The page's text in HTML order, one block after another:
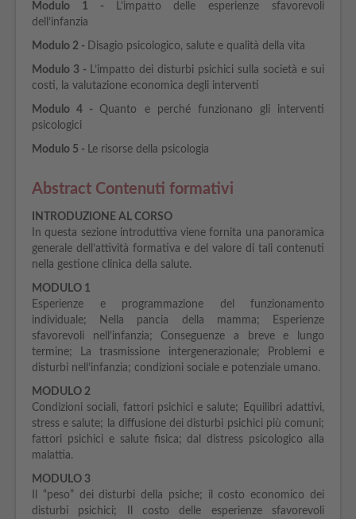
Modulo 1 -
L’impatto delle esperienze sfavorevoli
dell’infanzia
Modulo 2 - Disagio psicologico, salute e qualità della vita
Modulo 3 - L’impatto dei disturbi psichici sulla società e sui
costi, la valutazione economica degli interventi
Modulo 4 - Quanto e perché funzionano gli interventi
psicologici
Modulo 5 - Le risorse della psicologia
Abstract Contenuti formativi
INTRODUZIONE AL CORSO
In questa sezione introduttiva viene fornita una panoramica
generale dell’attività formativa e del valore di tali contenuti
nella gestione clinica della salute.
MODULO 1
Esperienze e programmazione del funzionamento
individuale; Nella pancia della mamma; Esperienze
sfavorevoli nell’infanzia; Conseguenze a breve e lungo
termine; La trasmissione intergenerazionale; Problemi e
disturbi nell’infanzia; condizioni sociale e potenziale umano.
MODULO 2
Condizioni sociali, fattori psichici e salute; Equilibri adattivi,
stress e salute; la diffusione dei disturbi psichici più comuni;
fattori psichici e salute fisica; dal distress psicologico alla
malattia.
MODULO 3
Il “peso” dei disturbi della psiche; il costo economico dei
disturbi psichici; Il costo delle esperienze sfavorevoli